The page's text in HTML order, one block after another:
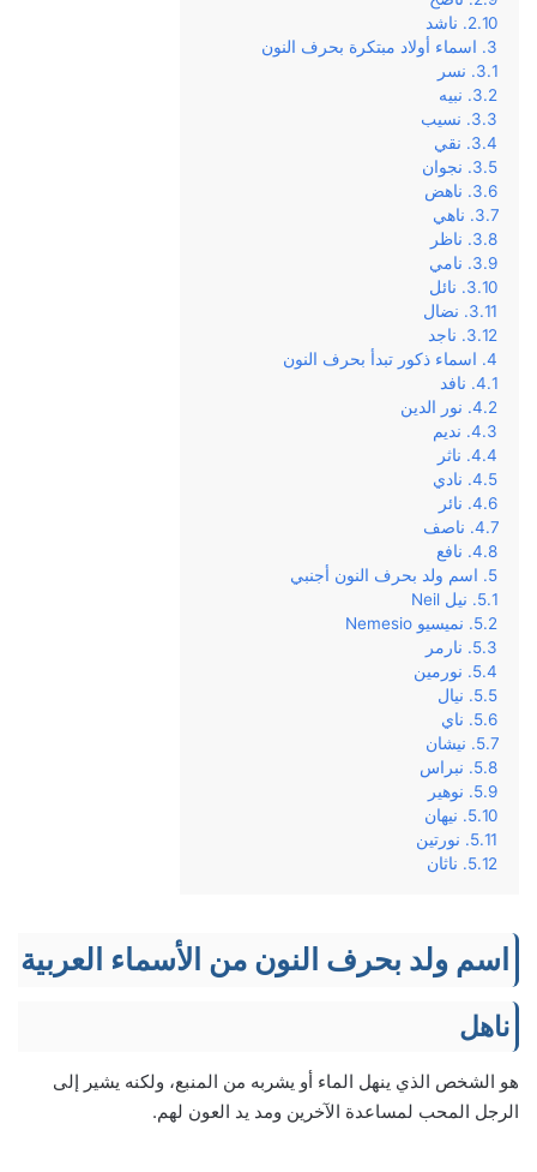
ناشد
اسماء أولاد مبتكرة بحرف النون
نسر
نبيه
نسيب
نقي
نجوان
ناهض
ناهي
ناظر
نامي
نائل
نضال
ناجد
اسماء ذكور تبدأ بحرف النون
نافد
نور الدين
نديم
ناثر
نادي
نائر
ناصف
نافع
اسم ولد بحرف النون أجنبي
نيل Neil
نميسيو Nemesio
نارمر
نورمين
نيال
ناي
نيشان
نبراس
نوهير
نيهان
نورتين
ناثان
اسم ولد بحرف النون من الأسماء العربية
ناهل
هو الشخص الذي ينهل الماء أو يشربه من المنبع، ولكنه يشير إلى
الرجل المحب لمساعدة الآخرين ومد يد العون لهم.